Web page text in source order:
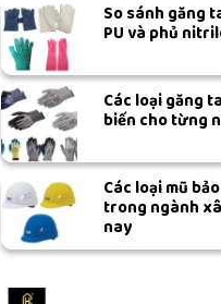
So sánh găng
PU và phủ
Các loại găng
biến cho từng
Các loại mũ
trong ngành
nay